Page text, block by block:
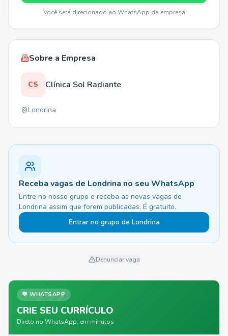
Você será direcionado ao WhatsApp da empresa
Sobre a Empresa
CS Clínica Sol Radiante
Londrina
Receba vagas de Londrina no seu WhatsApp
Entre no nosso grupo e receba as novas vagas de
Londrina assim que forem publicadas. É gratuito.
Entrar no grupo de Londrina
Denunciar vaga
💬 WHATSAPP
CRIE SEU CURRÍCULO
Direto no WhatsApp, em minutos